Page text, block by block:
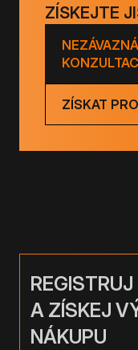
ZÍSKEJTE
ZÍSKAT
A ZÍSKEJ
NÁKUPU